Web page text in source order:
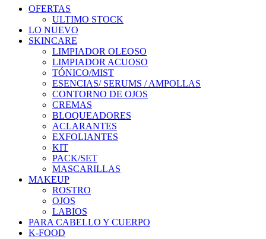
OFERTAS
ULTIMO STOCK
LO NUEVO
SKINCARE
LIMPIADOR OLEOSO
LIMPIADOR ACUOSO
TÓNICO/MIST
ESENCIAS/ SERUMS / AMPOLLAS
CONTORNO DE OJOS
CREMAS
BLOQUEADORES
ACLARANTES
EXFOLIANTES
KIT
PACK/SET
MASCARILLAS
MAKEUP
ROSTRO
OJOS
LABIOS
PARA CABELLO Y CUERPO
K-FOOD